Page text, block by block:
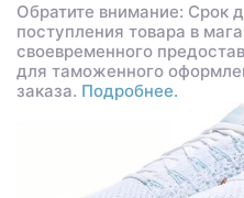
Обратите внимание: Срок
поступления товара в
своевременного
для таможенного
заказа. Подробнее.